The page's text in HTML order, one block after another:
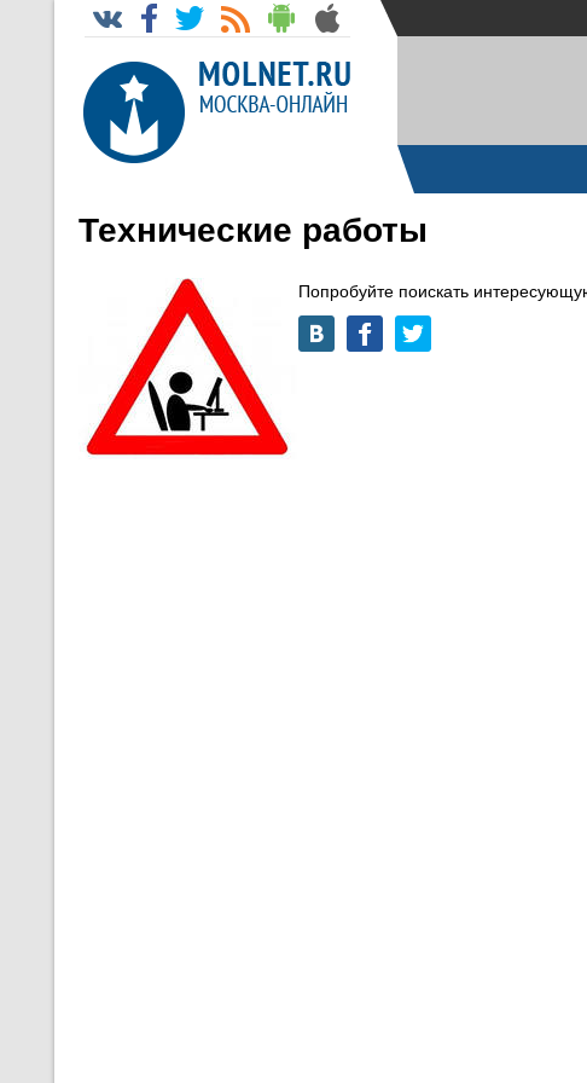
Технические работы
Попробуйте поискать